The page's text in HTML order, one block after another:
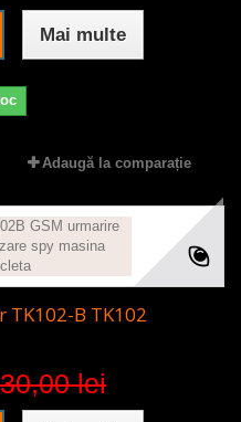
Mai multe
Adaugă la comparație
TK102-B TK102
lei